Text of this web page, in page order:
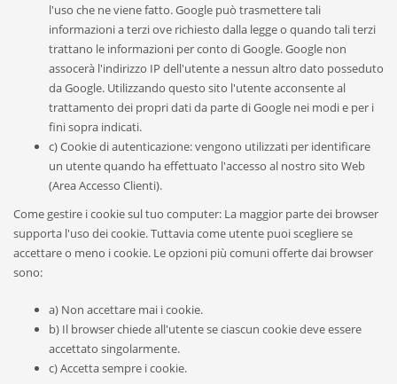
l'uso che ne viene fatto. Google può trasmettere tali
informazioni a terzi ove richiesto dalla legge o quando tali terzi
trattano le informazioni per conto di Google. Google non
assocerà l'indirizzo IP dell'utente a nessun altro dato posseduto
da Google. Utilizzando questo sito l'utente acconsente al
trattamento dei propri dati da parte di Google nei modi e per i
fini sopra indicati.
c) Cookie di autenticazione: vengono utilizzati per identificare
un utente quando ha effettuato l'accesso al nostro sito Web
(Area Accesso Clienti).
Come gestire i cookie sul tuo computer: La maggior parte dei browser
supporta l'uso dei cookie. Tuttavia come utente puoi scegliere se
accettare o meno i cookie. Le opzioni più comuni offerte dai browser
sono:
a) Non accettare mai i cookie.
b) Il browser chiede all'utente se ciascun cookie deve essere
accettato singolarmente.
c) Accetta sempre i cookie.